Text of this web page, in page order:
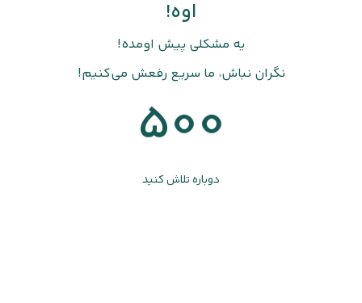
اوه!
یه مشکلی پیش اومده!
نگران نباش، ما سریع رفعش می‌کنیم!
500
دوباره تلاش کنید